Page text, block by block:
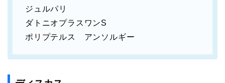
ジュルパリ
ダトニオプラスワンS
ポリプテルス アンソルギー